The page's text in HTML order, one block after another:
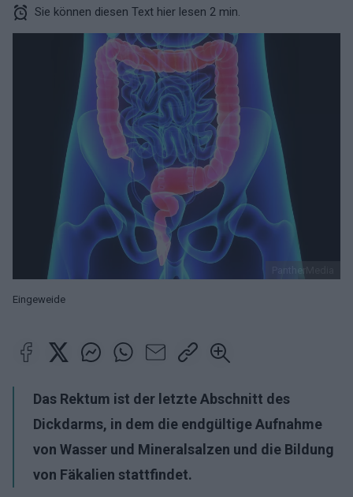
Sie können diesen Text hier lesen 2 min.
PantherMedia
Eingeweide
Das Rektum ist der letzte Abschnitt des
Dickdarms, in dem die endgültige Aufnahme
von Wasser und Mineralsalzen und die Bildung
von Fäkalien stattfindet.